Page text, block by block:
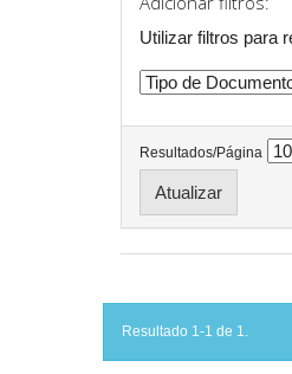
Utilizar filtros para
Resultados/Página
Resultado 1-1 de 1.